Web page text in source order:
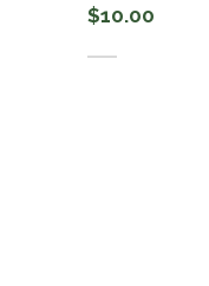
$10.00